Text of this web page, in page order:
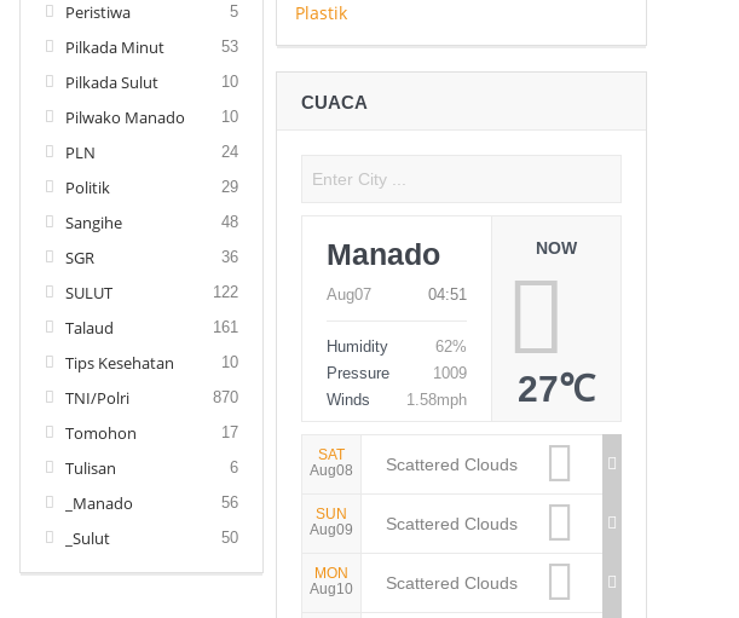
Peristiwa 5
Pilkada Minut 53
Pilkada Sulut 10
Pilwako Manado 10
PLN 24
Politik 29
Sangihe 48
SGR 36
SULUT 122
Talaud 161
Tips Kesehatan 10
TNI/Polri 870
Tomohon 17
Tulisan 6
_Manado 56
_Sulut 50
CUACA
Manado
Aug07 04:51
Humidity
62%
Pressure
1009
Winds
1.58mph
NOW
27℃
SAT
Aug08
Scattered Clouds
SUN
Aug09
Scattered Clouds
MON
Aug10
Scattered Clouds